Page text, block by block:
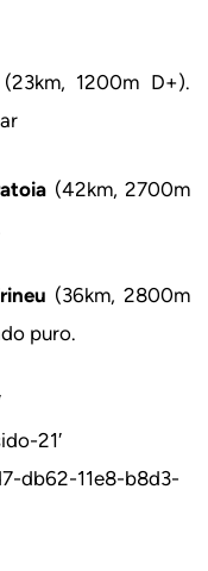
(23km, 1200m D+).
(42km, 2700m
(36km, 2800m
puro.
21′
db62-11e8-b8d3-